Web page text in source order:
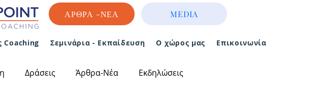
ΑΡΘΡΑ -ΝΕΑ MEDIA
Coaching Σεμινάρια - Εκπαίδευση Ο χώρος μας Επικοινωνία
Δράσεις Άρθρα-Νέα Εκδηλώσεις